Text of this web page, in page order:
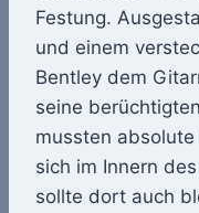
Festung.
und einem
Bentley dem
seine
mussten
sich im Innern
sollte dort auch